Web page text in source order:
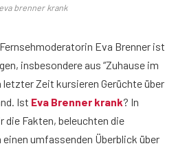
eva brenner krank
Eva Brenner ist
insbesondere aus “Zuhause im
letzter Zeit kursieren Gerüchte über
Ist Eva Brenner krank? In
die Fakten, beleuchten die
umfassenden Überblick über